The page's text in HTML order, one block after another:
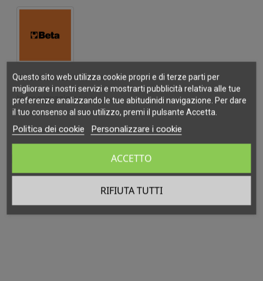
Riferimento 1833XSW
In magazzino 1 Articolo
Related Products
Questo sito web utilizza cookie propri e di terze parti per
migliorare i nostri servizi e mostrarti pubblicità relativa alle tue
preferenze analizzando le tue abitudinidi navigazione. Per dare
il tuo consenso al suo utilizzo, premi il pulsante Accetta.
Politica dei cookie Personalizzare i cookie
RIFIUTA TUTTI
ACCETTO